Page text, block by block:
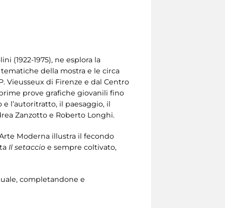
(1922-1975), ne esplora la
della mostra e le circa
Vieusseux di Firenze e dal Centro
prove grafiche giovanili fino
l’autoritratto, il paesaggio, il
Zanzotto e Roberto Longhi.
Moderna illustra il fecondo
Il setaccio e sempre coltivato,
completandone e